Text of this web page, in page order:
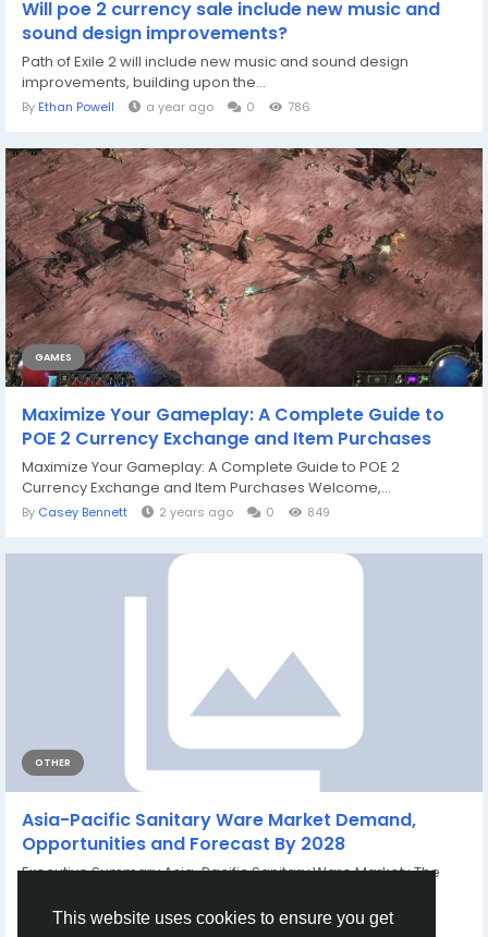
This website uses cookies to ensure you get
Will poe 2 currency sale include new music and
sound design improvements?
Path of Exile 2 will include new music and sound design
improvements, building upon the...
By Ethan Powell a year ago 0 786
GAMES
Maximize Your Gameplay: A Complete Guide to
POE 2 Currency Exchange and Item Purchases
Maximize Your Gameplay: A Complete Guide to POE 2
Currency Exchange and Item Purchases Welcome,...
By Casey Bennett 2 years ago 0 849
OTHER
Asia-Pacific Sanitary Ware Market Demand,
Opportunities and Forecast By 2028
Executive Summary Asia-Pacific Sanitary Ware Market : The
Rohan Sharma a year ago 0 433